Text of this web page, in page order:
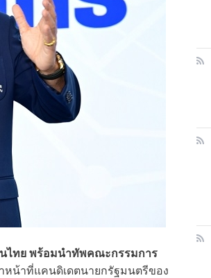
ไทย พร้อมนำทัพคณะกรรมการ
น้าที่แคนดิเดตนายกรัฐมนตรีของ